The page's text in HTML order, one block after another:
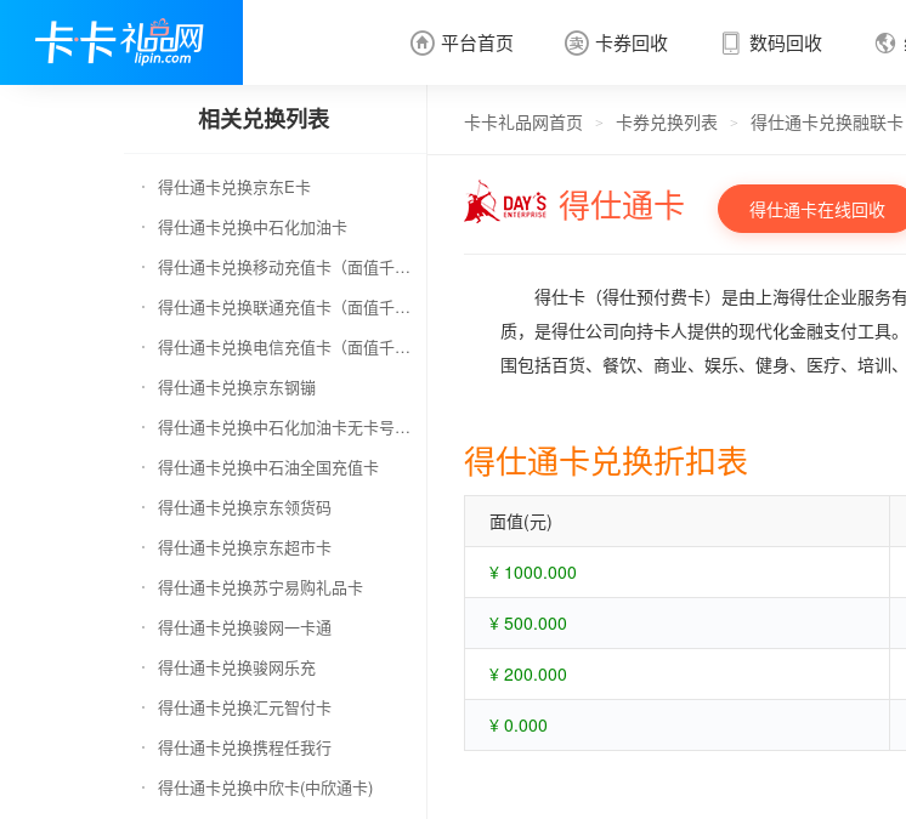
 平台首页  卡券回收
 卡券回收
 数码回收 
相关兑换列表
得仕通卡兑换京东E卡
得仕通卡兑换中石化加油卡
得仕通卡兑换移动充值卡（面值千万别选错）
得仕通卡兑换联通充值卡（面值千万别选错）
得仕通卡兑换电信充值卡（面值千万别选错）
得仕通卡兑换京东钢镚
得仕通卡兑换中石化加油卡无卡号（面值千万别选错）
得仕通卡兑换中石油全国充值卡
得仕通卡兑换京东领货码
得仕通卡兑换京东超市卡
得仕通卡兑换苏宁易购礼品卡
得仕通卡兑换骏网一卡通
得仕通卡兑换骏网乐充
得仕通卡兑换汇元智付卡
得仕通卡兑换携程任我行
得仕通卡兑换中欣卡(中欣通卡)
卡卡礼品网首页 > 卡券兑换列表 > 得仕通卡兑换融联卡
得仕通卡 得仕通卡在线回收
得仕卡（得仕预付费卡）是由上海得仕企业服务
质，是得仕公司向持卡人提供的现代化金融支付工
围包括百货、餐饮、商业、娱乐、健身、医疗、培训
得仕通卡兑换折扣表
面值(元)
¥ 1000.000
¥ 500.000
¥ 200.000
¥ 0.000